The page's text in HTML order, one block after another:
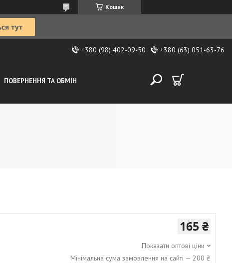
Кошик
+380 (98) 402-09-50 +380 (63) 051-63-76
ПОВЕРНЕННЯ ТА ОБМІН
165 ₴
Показати оптові ціни
Мінімальна сума замовлення на сайті — 200 ₴